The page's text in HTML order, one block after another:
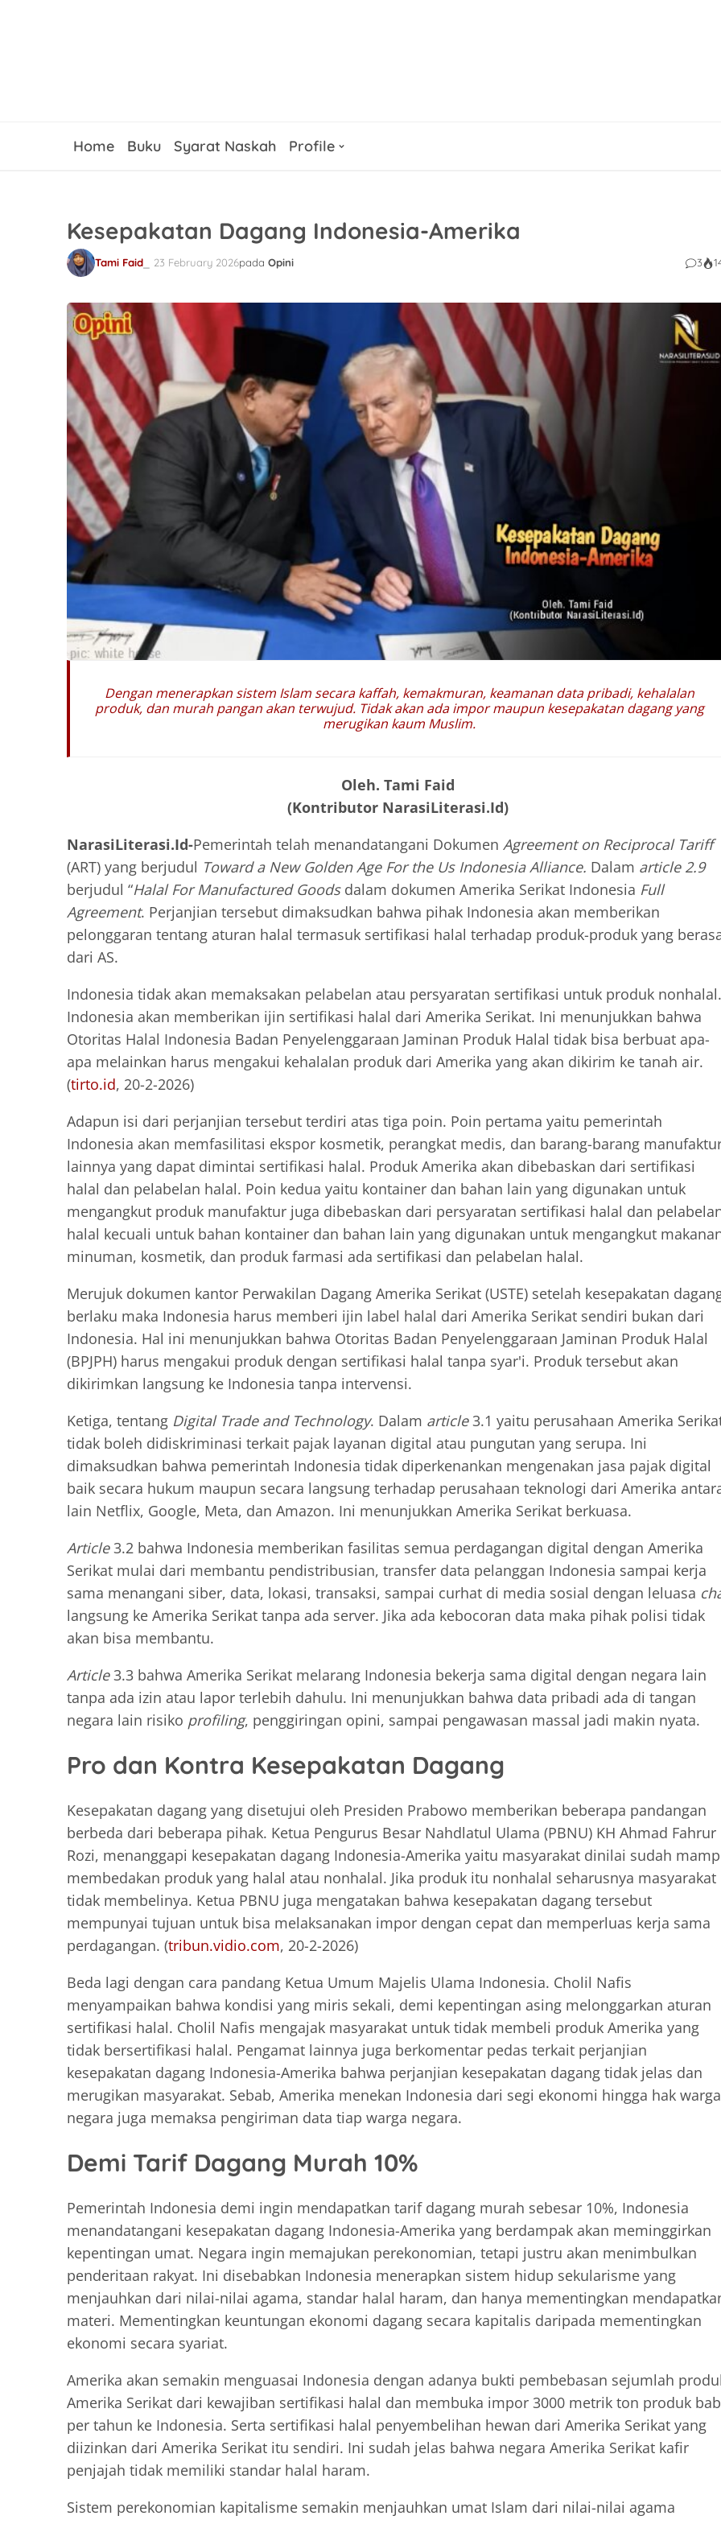
Home Buku Syarat Naskah Profile
Kesepakatan Dagang Indonesia-Amerika
Tami Faid 23 February 2026pada Opini 3
Dengan menerapkan sistem Islam secara kaffah, kemakmuran, keamanan data pribadi, kehalalan
produk, dan murah pangan akan terwujud. Tidak akan ada impor maupun kesepakatan dagang yang
merugikan kaum Muslim.
Oleh. Tami Faid
(Kontributor NarasiLiterasi.Id)
NarasiLiterasi.Id-Pemerintah telah menandatangani Dokumen Agreement on Reciprocal Tariff
(ART) yang berjudul Toward a New Golden Age For the Us Indonesia Alliance. Dalam article 2.9
berjudul “Halal For Manufactured Goods dalam dokumen Amerika Serikat Indonesia Full
Agreement. Perjanjian tersebut dimaksudkan bahwa pihak Indonesia akan memberikan
pelonggaran tentang aturan halal termasuk sertifikasi halal terhadap produk-produk yang
dari AS.
Indonesia tidak akan memaksakan pelabelan atau persyaratan sertifikasi untuk produk nonhalal.
Indonesia akan memberikan ijin sertifikasi halal dari Amerika Serikat. Ini menunjukkan bahwa
Otoritas Halal Indonesia Badan Penyelenggaraan Jaminan Produk Halal tidak bisa berbuat apa-
apa melainkan harus mengakui kehalalan produk dari Amerika yang akan dikirim ke tanah air.
(tirto.id, 20-2-2026)
Adapun isi dari perjanjian tersebut terdiri atas tiga poin. Poin pertama yaitu pemerintah
Indonesia akan memfasilitasi ekspor kosmetik, perangkat medis, dan barang-barang
lainnya yang dapat dimintai sertifikasi halal. Produk Amerika akan dibebaskan dari sertifikasi
halal dan pelabelan halal. Poin kedua yaitu kontainer dan bahan lain yang digunakan untuk
mengangkut produk manufaktur juga dibebaskan dari persyaratan sertifikasi halal dan
halal kecuali untuk bahan kontainer dan bahan lain yang digunakan untuk mengangkut
minuman, kosmetik, dan produk farmasi ada sertifikasi dan pelabelan halal.
Merujuk dokumen kantor Perwakilan Dagang Amerika Serikat (USTE) setelah kesepakatan
berlaku maka Indonesia harus memberi ijin label halal dari Amerika Serikat sendiri bukan dari
Indonesia. Hal ini menunjukkan bahwa Otoritas Badan Penyelenggaraan Jaminan Produk Halal
(BPJPH) harus mengakui produk dengan sertifikasi halal tanpa syar'i. Produk tersebut akan
dikirimkan langsung ke Indonesia tanpa intervensi.
Ketiga, tentang Digital Trade and Technology. Dalam article3.1 yaitu perusahaan Amerika
tidak boleh didiskriminasi terkait pajak layanan digital atau pungutan yang serupa. Ini
dimaksudkan bahwa pemerintah Indonesia tidak diperkenankan mengenakan jasa pajak digital
baik secara hukum maupun secara langsung terhadap perusahaan teknologi dari Amerika
lain Netflix, Google, Meta, dan Amazon. Ini menunjukkan Amerika Serikat berkuasa.
Article3.2 bahwa Indonesia memberikan fasilitas semua perdagangan digital dengan Amerika
Serikat mulai dari membantu pendistribusian, transfer data pelanggan Indonesia sampai kerja
sama menangani siber, data, lokasi, transaksi, sampai curhat di media sosial dengan leluasa
langsung ke Amerika Serikat tanpa ada server. Jika ada kebocoran data maka pihak polisi tidak
akan bisa membantu.
Article3.3 bahwa Amerika Serikat melarang Indonesia bekerja sama digital dengan negara lain
tanpa ada izin atau lapor terlebih dahulu. Ini menunjukkan bahwa data pribadi ada di tangan
negara lain risiko profiling, penggiringan opini, sampai pengawasan massal jadi makin nyata.
Pro dan Kontra Kesepakatan Dagang
Kesepakatan dagang yang disetujui oleh Presiden Prabowo memberikan beberapa pandangan
berbeda dari beberapa pihak. Ketua Pengurus Besar Nahdlatul Ulama (PBNU) KH Ahmad Fahrur
Rozi, menanggapi kesepakatan dagang Indonesia-Amerika yaitu masyarakat dinilai sudah
membedakan produk yang halal atau nonhalal. Jika produk itu nonhalal seharusnya masyarakat
tidak membelinya. Ketua PBNU juga mengatakan bahwa kesepakatan dagang tersebut
mempunyai tujuan untuk bisa melaksanakan impor dengan cepat dan memperluas kerja sama
perdagangan. (tribun.vidio.com, 20-2-2026)
Beda lagi dengan cara pandang Ketua Umum Majelis Ulama Indonesia. Cholil Nafis
menyampaikan bahwa kondisi yang miris sekali, demi kepentingan asing melonggarkan aturan
sertifikasi halal. Cholil Nafis mengajak masyarakat untuk tidak membeli produk Amerika yang
tidak bersertifikasi halal. Pengamat lainnya juga berkomentar pedas terkait perjanjian
kesepakatan dagang Indonesia-Amerika bahwa perjanjian kesepakatan dagang tidak jelas dan
merugikan masyarakat. Sebab, Amerika menekan Indonesia dari segi ekonomi hingga hak warga
negara juga memaksa pengiriman data tiap warga negara.
Demi Tarif Dagang Murah 10%
Pemerintah Indonesia demi ingin mendapatkan tarif dagang murah sebesar 10%, Indonesia
menandatangani kesepakatan dagang Indonesia-Amerika yang berdampak akan meminggirkan
kepentingan umat. Negara ingin memajukan perekonomian, tetapi justru akan menimbulkan
penderitaan rakyat. Ini disebabkan Indonesia menerapkan sistem hidup sekularisme yang
menjauhkan dari nilai-nilai agama, standar halal haram, dan hanya mementingkan
materi. Mementingkan keuntungan ekonomi dagang secara kapitalis daripada mementingkan
ekonomi secara syariat.
Amerika akan semakin menguasai Indonesia dengan adanya bukti pembebasan sejumlah
Amerika Serikat dari kewajiban sertifikasi halal dan membuka impor 3000 metrik ton produk
per tahun ke Indonesia. Serta sertifikasi halal penyembelihan hewan dari Amerika Serikat yang
diizinkan dari Amerika Serikat itu sendiri. Ini sudah jelas bahwa negara Amerika Serikat kafir
penjajah tidak memiliki standar halal haram.
Sistem perekonomian kapitalisme semakin menjauhkan umat Islam dari nilai-nilai agama